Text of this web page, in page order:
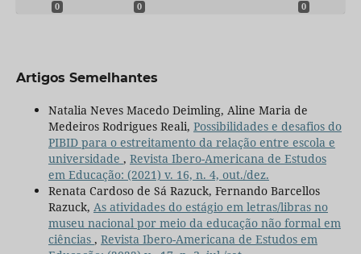
0 0 0
Artigos Semelhantes
Natalia Neves Macedo Deimling, Aline Maria de
Medeiros Rodrigues Reali, Possibilidades e desafios do
PIBID para o estreitamento da relação entre escola e
universidade , Revista Ibero-Americana de Estudos
em Educação: (2021) v. 16, n. 4, out./dez.
Renata Cardoso de Sá Razuck, Fernando Barcellos
Razuck, As atividades do estágio em letras/libras no
museu nacional por meio da educação não formal em
ciências , Revista Ibero-Americana de Estudos em